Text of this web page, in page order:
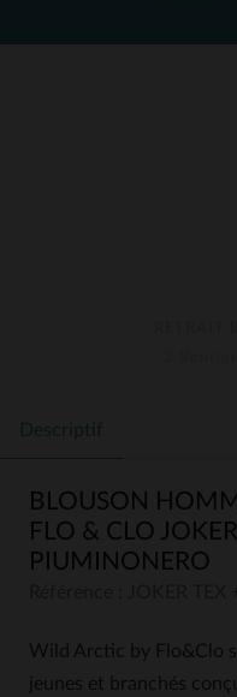
Descriptif
BLOUSON
FLO & CLO
PIUMINONERO
Wild Arctic by Flo&Clo
jeunes et branchés